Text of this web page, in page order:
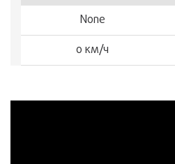
None
0 км/ч